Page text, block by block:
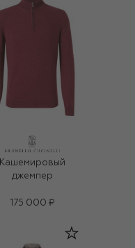
Кашемировый
джемпер
175 000 ₽